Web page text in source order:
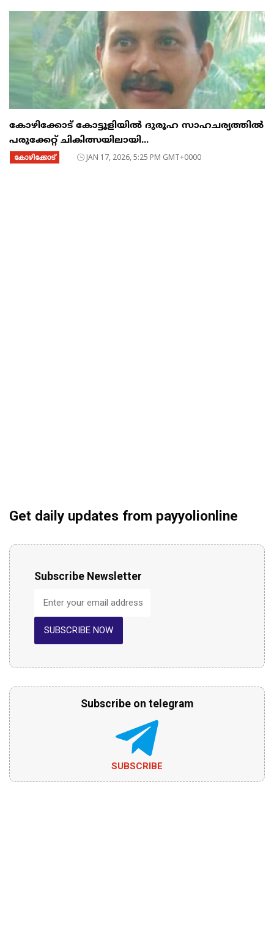
കോഴിക്കോട് കോട്ടൂളിയിൽ ദുരൂഹ സാഹചര്യത്തിൽ
പരുക്കേറ്റ് ചികിത്സയിലായി...
കോഴിക്കോട് JAN 17, 2026, 5:25 PM GMT+0000
Get daily updates from payyolionline
Subscribe Newsletter
SUBSCRIBE NOW
Subscribe on telegram
SUBSCRIBE